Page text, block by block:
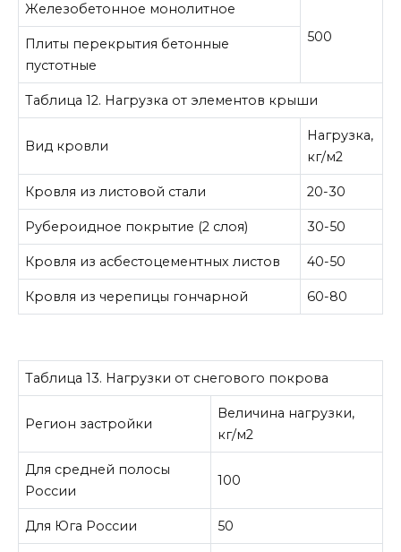
Железобетонное монолитное
500
Плиты перекрытия бетонные
пустотные
Таблица 12. Нагрузка от элементов крыши
Вид кровли
Нагрузка,
кг/м2
Кровля из листовой стали 20-30
Рубероидное покрытие (2 слоя) 30-50
Кровля из асбестоцементных листов 40-50
Кровля из черепицы гончарной 60-80
Таблица 13. Нагрузки от снегового покрова
Регион застройки
Величина нагрузки,
кг/м2
Для средней полосы
России
100
Для Юга России 50